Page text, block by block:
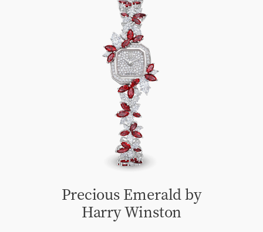
Precious Emerald by
Harry Winston